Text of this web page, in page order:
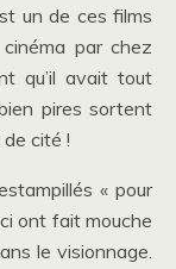
un de ces films
par chez
qu’il avait tout
pires sortent
cité !
« pour
ont fait mouche
le visionnage.